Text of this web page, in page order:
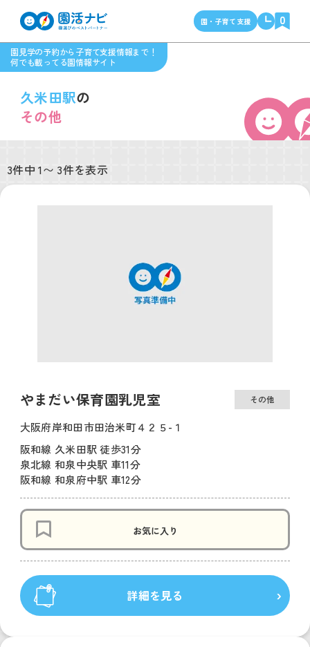
園見学の予約から子育て支援情報まで！
何でも載ってる園情報サイト
園・子育て支援 0
久米田駅の
その他
3件中 1〜 3件を表示
やまだい保育園乳児室 その他
大阪府岸和田市田治米町４２５-１
阪和線 久米田駅 徒歩31分
泉北線 和泉中央駅 車11分
阪和線 和泉府中駅 車12分
お気に入り
詳細を見る